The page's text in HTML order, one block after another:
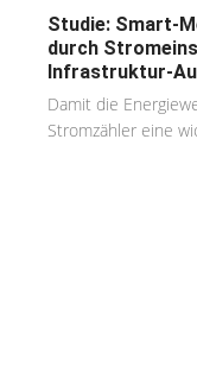
Studie: Smart-
durch
Infrastruktur-
Damit die
Stromzähler eine